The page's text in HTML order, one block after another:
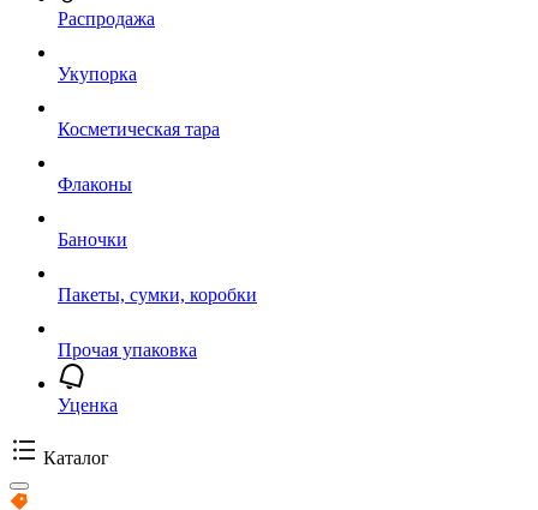
Распродажа
Укупорка
Косметическая тара
Флаконы
Баночки
Пакеты, сумки, коробки
Прочая упаковка
Уценка
Каталог